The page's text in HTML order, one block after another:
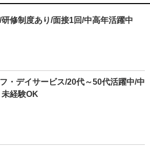
修制度あり/面接1回/中高年活躍中
・デイサービス/20代～50代活躍中/中
経験OK